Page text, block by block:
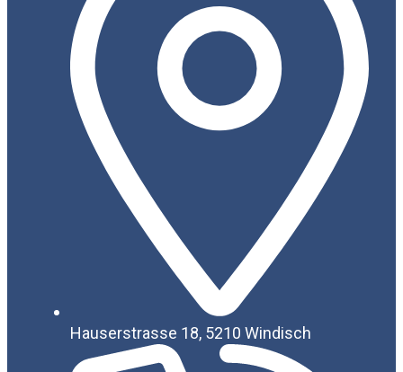
Hauserstrasse 18, 5210 Windisch